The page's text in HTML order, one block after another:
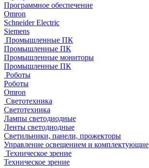
Программное обеспечение
Omron
Schneider Electric
Siemens
Промышленные ПК
Промышленные ПК
Промышленные мониторы
Промышленные ПК
Роботы
Роботы
Omron
Светотехника
Светотехника
Лампы светодиодные
Ленты светодиодные
Светильники, панели, прожекторы
Управление освещением и комплектующие
Техническое зрение
Техническое зрение